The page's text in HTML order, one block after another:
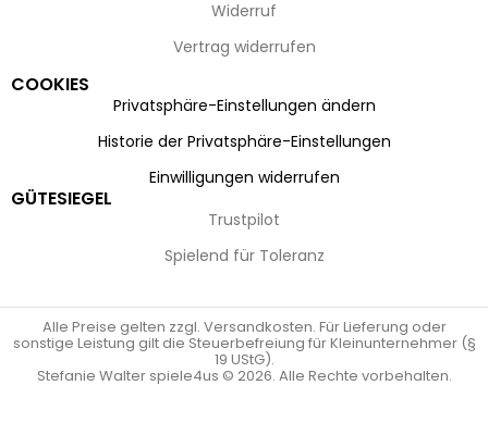
Widerruf
Vertrag widerrufen
COOKIES
Privatsphäre-Einstellungen ändern
Historie der Privatsphäre-Einstellungen
Einwilligungen widerrufen
GÜTESIEGEL
Trustpilot
Spielend für Toleranz
Alle Preise gelten zzgl. Versandkosten. Für Lieferung oder
sonstige Leistung gilt die Steuerbefreiung für Kleinunternehmer (§
19 UStG).
Stefanie Walter spiele4us © 2026. Alle Rechte vorbehalten.